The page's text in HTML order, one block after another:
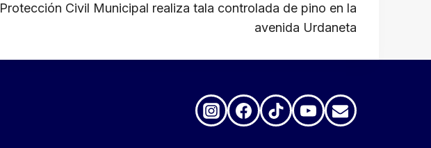
Protección Civil Municipal realiza tala controlada de pino en la
avenida Urdaneta